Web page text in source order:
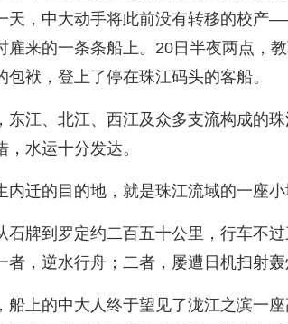
天，中大动手将此前没有转移的校产
雇来的一条条船上。20日半夜两点，
包袱，登上了停在珠江码头的客船。
东江、北江、西江及众多支流构成的
，水运十分发达。
内迁的目的地，就是珠江流域的一座小
石牌到罗定约二百五十公里，行车不
，逆水行舟；二者，屡遭日机扫射轰
船上的中大人终于望见了泷江之滨一